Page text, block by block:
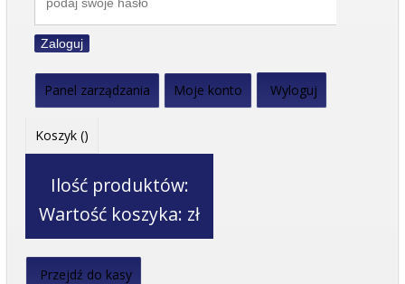
Zaloguj
Panel zarządzania Moje konto Wyloguj
Koszyk ()
Ilość produktów:
Wartość koszyka: zł
Przejdź do kasy